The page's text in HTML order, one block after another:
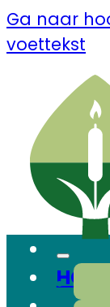
Ga naar
voettekst
HOME